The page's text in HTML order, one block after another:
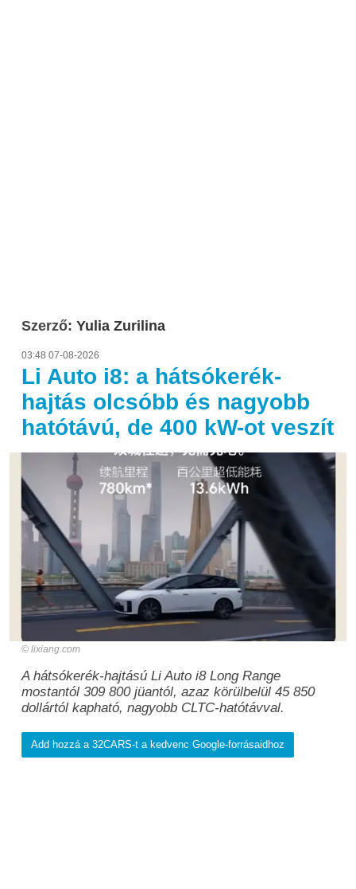
Szerző: Yulia Zurilina
03:48 07-08-2026
Li Auto i8: a hátsókerék-
hajtás olcsóbb és nagyobb
hatótávú, de 400 kW-ot veszít
lixiang.com
A hátsókerék-hajtású Li Auto i8 Long Range
mostantól 309 800 jüantól, azaz körülbelül 45 850
dollártól kapható, nagyobb CLTC-hatótávval.
Add hozzá a 32CARS-t a kedvenc Google-forrásaidhoz